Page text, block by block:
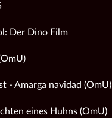
Der Dino Film
- Amarga navidad (OmU)
eines Huhns (OmU)